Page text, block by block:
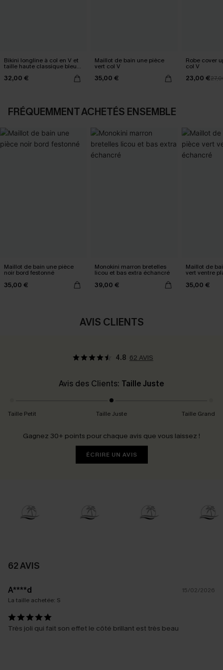
Bikini longline à col en V et
taille haute classique bleu
32,00 €
Maillot de bain une pièce
vert col V
35,00 €
Robe cover
col V
23,00 €
FRÉQUEMMENT ACHETÉS ENSEMBLE
Maillot de bain une pièce
noir bord festonné
35,00 €
Monokini marron bretelles
licou et bas extra échancré
39,00 €
Maillot de
vert ventre
35,00 €
AVIS CLIENTS
4.8 62 AVIS
Avis des Clients: Taille Juste
Taille Petit Taille Juste Taille Grand
Gagnez 30+ points pour chaque avis que vous laissez !
ÉCRIRE UN AVIS
62 AVIS
A****d
15/02/2026
La taille achetée: S
Très joli qui fait son effet le côté brillant est très beau